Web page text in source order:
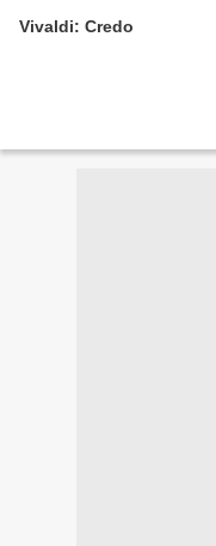
Vivaldi: Credo